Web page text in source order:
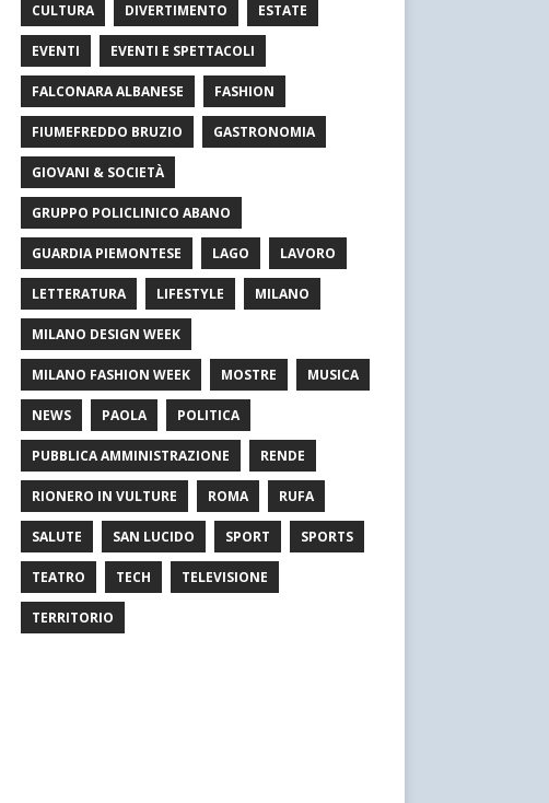
CULTURA DIVERTIMENTO ESTATE
EVENTI EVENTI E SPETTACOLI
FALCONARA ALBANESE FASHION
FIUMEFREDDO BRUZIO GASTRONOMIA
GIOVANI & SOCIETÀ
GRUPPO POLICLINICO ABANO
GUARDIA PIEMONTESE LAGO LAVORO
LETTERATURA LIFESTYLE MILANO
MILANO DESIGN WEEK
MILANO FASHION WEEK MOSTRE MUSICA
NEWS PAOLA POLITICA
PUBBLICA AMMINISTRAZIONE RENDE
RIONERO IN VULTURE ROMA RUFA
SALUTE SAN LUCIDO SPORT SPORTS
TEATRO TECH TELEVISIONE
TERRITORIO